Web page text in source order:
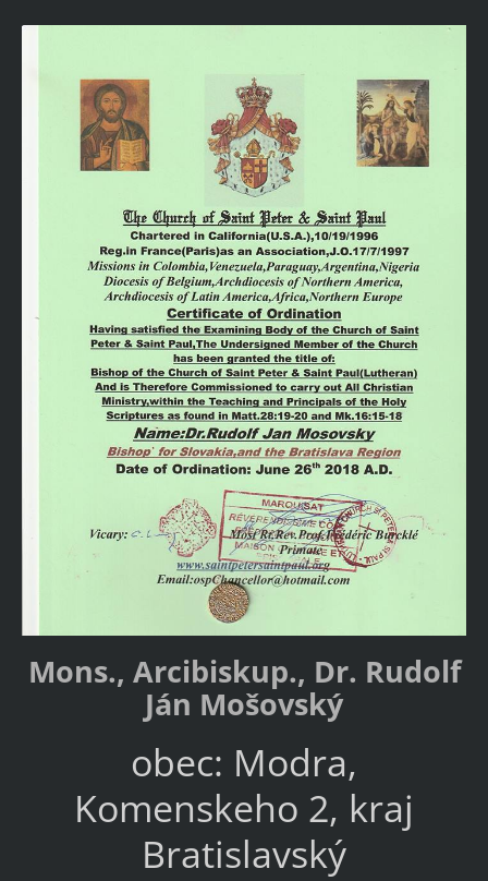
Mons., Arcibiskup., Dr. Rudolf
Ján Mošovský
obec: Modra,
Komenskeho 2, kraj
Bratislavský